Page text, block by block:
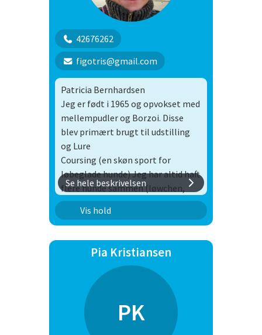
42676262
figotris@gmail.com
Patricia Bernhardsen
Jeg er født i 1965 og opvokset med
mellempudler og Borzoi. Disse
blev primært brugt til udstilling
og Lure
Coursing (en skøn sport for
løbeglade hunde) Jeg har altid haft
flere hunde sammen (løwchen,
griffon belge
og borzoi) Denne skønne flok
fantastiske evne
til at kommunikere med hinanden
Med min gamle schæfer, Kaoz, fik
jeg for alvor øjnene op for DcH
programmet. Vi nåede at deltage i
Se hele beskrivelsen
Vis hold
Nose Work
Pia Kristiansen
PK